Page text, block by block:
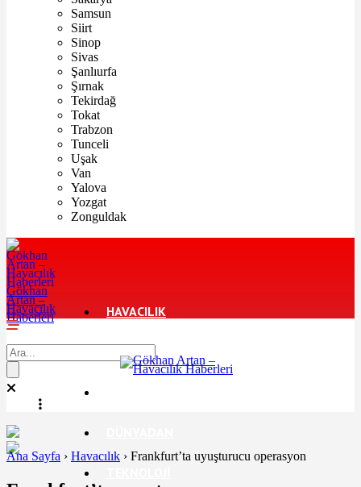
Samsun
Siirt
Sinop
Sivas
Şanlıurfa
Şırnak
Tekirdağ
Tokat
Trabzon
Tunceli
Uşak
Van
Yalova
Yozgat
Zonguldak
Gökhan
Artan –
Havacılık
Haberleri HAVACILIK
TURIZM
Ana Sayfa › Havacılık › Frankfurt’ta uyuşturucu operasyon